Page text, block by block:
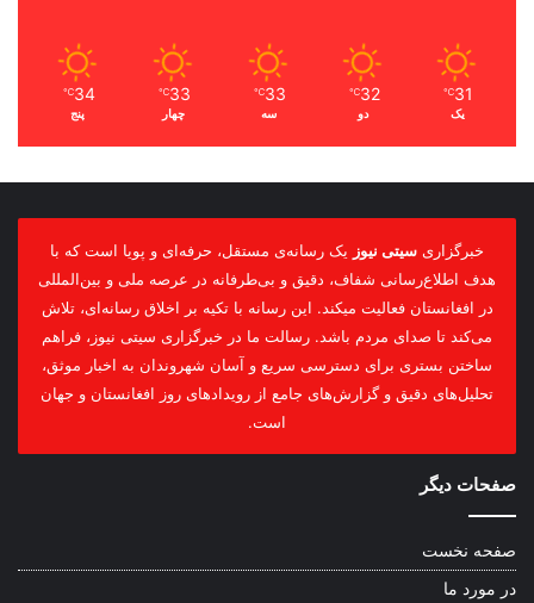
31
℃
یک
32
℃
دو
33
℃
سه
33
℃
چهار
34
℃
پنج
خبرگزاری سیتی نیوز یک رسانه‌ی مستقل، حرفه‌ای و پویا است که با
هدف اطلاع‌رسانی شفاف، دقیق و بی‌طرفانه در عرصه ملی و بین‌المللی
در افغانستان فعالیت میکند. این رسانه با تکیه بر اخلاق رسانه‌ای، تلاش
می‌کند تا صدای مردم باشد. رسالت ما در خبرگزاری سیتی نیوز، فراهم
ساختن بستری برای دسترسی سریع و آسان شهروندان به اخبار موثق،
تحلیل‌های دقیق و گزارش‌های جامع از رویدادهای روز افغانستان و جهان
است.
صفحات دیگر
صفحه نخست
در مورد ما